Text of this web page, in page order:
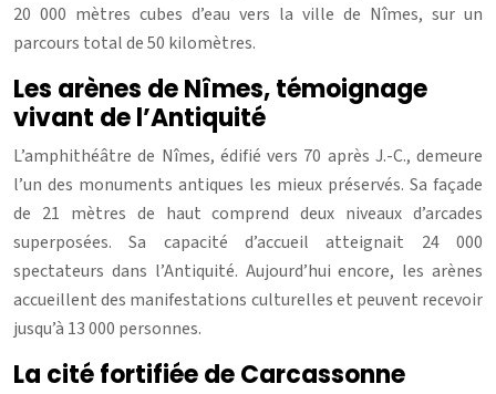
20 000 mètres cubes d’eau vers la ville de Nîmes, sur un
parcours total de 50 kilomètres.
Les arènes de Nîmes, témoignage
vivant de l’Antiquité
L’amphithéâtre de Nîmes, édifié vers 70 après J.-C., demeure
l’un des monuments antiques les mieux préservés. Sa façade
de 21 mètres de haut comprend deux niveaux d’arcades
superposées. Sa capacité d’accueil atteignait 24 000
spectateurs dans l’Antiquité. Aujourd’hui encore, les arènes
accueillent des manifestations culturelles et peuvent recevoir
jusqu’à 13 000 personnes.
La cité fortifiée de Carcassonne